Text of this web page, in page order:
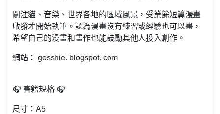
關注貓、音樂、世界各地的區域風景，受業餘短篇漫畫
啟發才開始執筆。認為漫畫沒有練習或經驗也可以畫，
希望自己的漫畫和畫作也能鼓勵其他人投入創作。
網站： gosshie. blogspot. com
🎧 書籍規格 🎧
尺寸：A5